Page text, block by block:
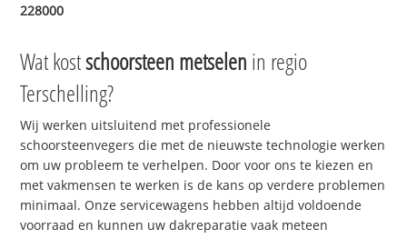
228000
Wat kostschoorsteen metselen in regio
Terschelling?
Wij werken uitsluitend met professionele
schoorsteenvegers die met de nieuwste technologie werken
om uw probleem te verhelpen. Door voor ons te kiezen en
met vakmensen te werken is de kans op verdere problemen
minimaal. Onze servicewagens hebben altijd voldoende
voorraad en kunnen uw dakreparatie vaak meteen